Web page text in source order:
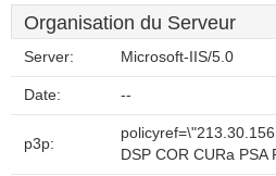
Organisation du Serveur
Server: Microsoft-IIS/5.0
Date: --
p3p:
DSP COR CURa PSA